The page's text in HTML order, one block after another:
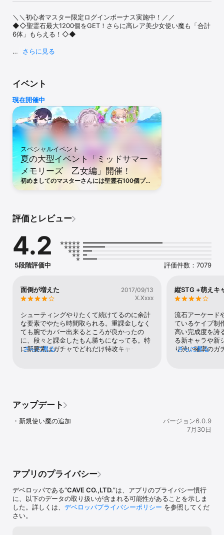
＼＼初心者マスター限定ログインボーナス実施中！／／
◆◇聖霊石最大1200個をGET！さらに高レア美少女使い魔も「合計
6体」もらえる！◇◆
-+-+-+-+-+-+-+-+-+-+-+-+-+-+-+-+-+-+-+-
「お願い、あなたの力を貸して！」
ジルバラードの辺境の街「オーフェリア」の、さらに外れ。
小さな廃教会に、天涯孤独の一人の少年が住んでいる。
突然襲い掛かる魔物、そして現れる5人の乙女…。
あなたと乙女たちの間に生まれる絆。
これは、あなたと彼女たちが紡ぐ物語。
正統派！　ドＳ！？　「美少女」×「シューティング」！
数々の名作縦シューティングゲームを手がけた
ケイブが贈る本格シューティングアプリ。
◆愛の結晶！ラブマックス！◆
連続コンボで美少女使い魔と急接近！？
合体するとラブマックス発動！
超強力ショットで魔物を一気にやっつけよう!!
◆テクニックと愛でハイスコアを叩き出せ！◆
美少女使い魔を育成して日本No.1シューターを目指そう！
全国1位も夢じゃない！？
ランキング上位者には豪華報酬あり！
さらに見る
イベント
現在開催中
スペシャルイベント
夏の大型イベント「ミッドサマー
メモリーズ 乙女編」開催！
初めましてのマスターさんには聖霊石100個プレ
評価とレビュー
4.2
5段階評価中 評価件数：7079
面倒が増えた
2017/09/13
X.Xxxx
シューティングやりたくて続けてるのに余計
な要素でやたら時間取られる。重課金しなく
ても腕でカバー出来るところが良かったの
に、段々と課金したもん勝ちになってる。特
に新要素はガチャでどれだけ特攻キャラ引け
さらに見る
縦STG +萌えキ
流石アーケード
ているケイブ制
高い完成度を誇
る新キャラや新
り渋い確率のガ
キングやらで
論のことお金を
ないなら本当
りたいのならお
さらに見る
アップデート
・新規使い魔の追加
バージョン6.0.9
7月30日
アプリのプライバシー
デベロッパである“CAVE CO.,LTD.”は、アプリのプライバシー慣行
に、以下のデータの取り扱いが含まれる可能性があることを示しま
した。詳しくは、 デベロッパプライバシーポリシー を参照してくだ
さい。